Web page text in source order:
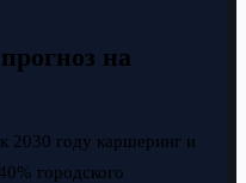
на
2030 году каршеринг и
городского